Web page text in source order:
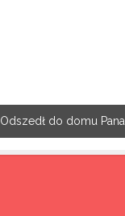
Odszedł do domu Pana…